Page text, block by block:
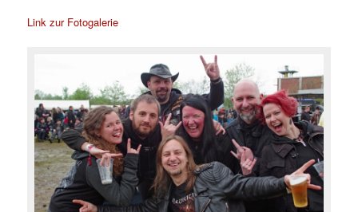
Link zur Fotogalerie